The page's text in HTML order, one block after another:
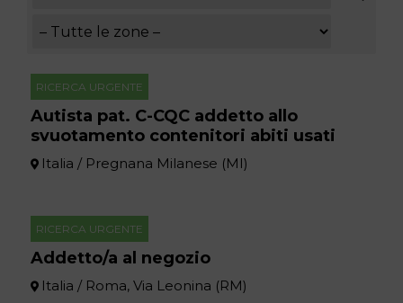
RICERCA URGENTE
Autista pat. C-CQC addetto allo
svuotamento contenitori abiti usati
Italia / Pregnana Milanese (MI)
RICERCA URGENTE
Addetto/a al negozio
Italia / Roma, Via Leonina (RM)